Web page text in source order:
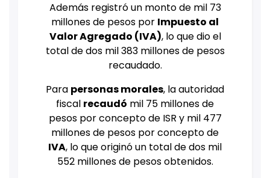
Además registró un monto de mil 73
millones de pesos por Impuesto al
Valor Agregado (IVA), lo que dio el
total de dos mil 383 millones de pesos
recaudado.
Para personas morales, la autoridad
fiscal recaudó mil 75 millones de
pesos por concepto de ISR y mil 477
millones de pesos por concepto de
IVA, lo que originó un total de dos mil
552 millones de pesos obtenidos.